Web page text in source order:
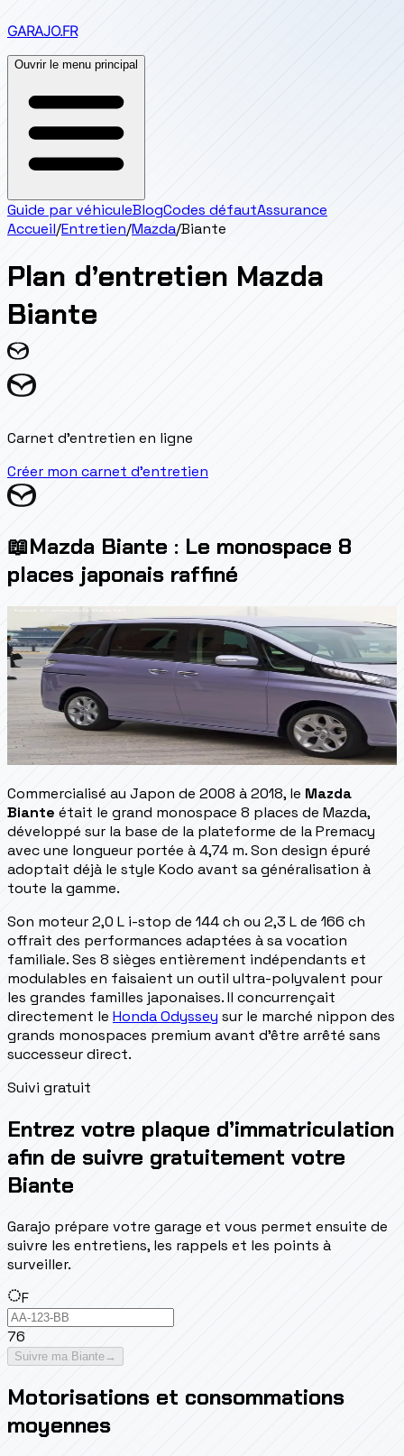
GARAJO.FR
Ouvrir le menu principal
Guide par véhiculeBlogCodes défautAssurance
Accueil/Entretien/Mazda/Biante
Plan d’entretien Mazda
Biante
Carnet d'entretien en ligne
Créer mon carnet d'entretien
📖Mazda Biante : Le monospace 8
places japonais raffiné
Commercialisé au Japon de 2008 à 2018, le Mazda
Biante était le grand monospace 8 places de Mazda,
développé sur la base de la plateforme de la Premacy
avec une longueur portée à 4,74 m. Son design épuré
adoptait déjà le style Kodo avant sa généralisation à
toute la gamme.
Son moteur 2,0 L i-stop de 144 ch ou 2,3 L de 166 ch
offrait des performances adaptées à sa vocation
familiale. Ses 8 sièges entièrement indépendants et
modulables en faisaient un outil ultra-polyvalent pour
les grandes familles japonaises. Il concurrençait
directement le Honda Odyssey sur le marché nippon des
grands monospaces premium avant d'être arrêté sans
successeur direct.
Suivi gratuit
Entrez votre plaque d’immatriculation
afin de suivre gratuitement votre
Biante
Garajo prépare votre garage et vous permet ensuite de
suivre les entretiens, les rappels et les points à
surveiller.
F
76
Suivre ma Biante→
Motorisations et consommations
moyennes